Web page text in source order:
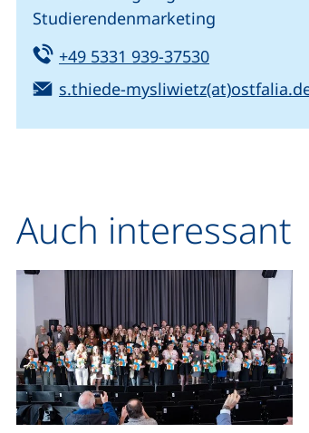
Studierendenmarketing
Tel:
+49 5331 939-37530(startet
E-Mail:
s.thiede-
Auch interessant